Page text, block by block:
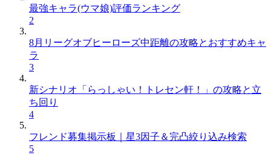
最強キャラ(ウマ娘)評価ランキング
2
8月リーグオブヒーローズ中距離の攻略とおすすめキャ
ラ
3
新シナリオ「らっしゃい！トレセン軒！」の攻略と立
ち回り
4
フレンド募集掲示板｜星3因子＆完凸絞り込み検索
5